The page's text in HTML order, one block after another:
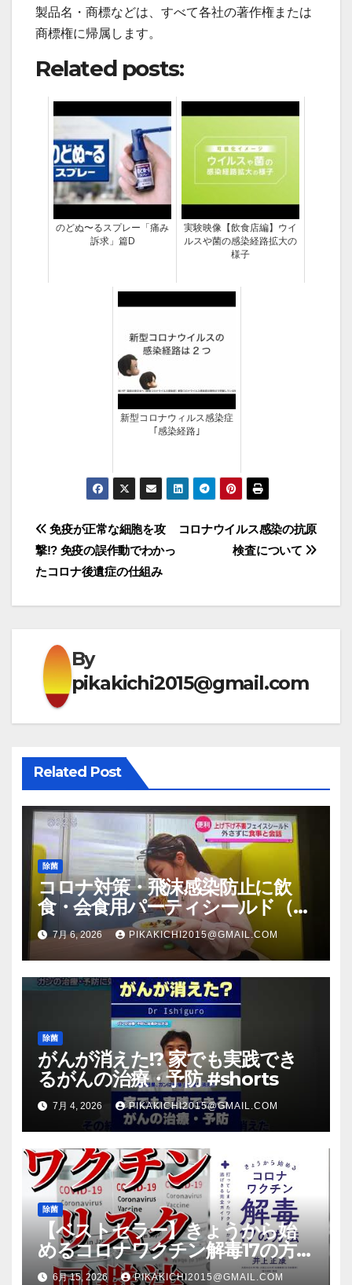
製品名・商標などは、すべて各社の著作権または
商標権に帰属します。
Related posts:
のどぬ〜るスプレー「痛み
訴求」篇D
実験映像【飲食店編】ウイ
ルスや菌の感染経路拡大の
様子
新型コロナウィルス感染症
｢感染経路｣
投
稿
ナ
ゲ
ー
シ
ョ
ン
コロナウイルス感染の抗原
検査について
免疫が正常な細胞を攻
撃!? 免疫の誤作動でわかっ
たコロナ後遺症の仕組み
By
pikakichi2015@gmail.com
Related Post
除菌
コロナ対策・飛沫感染防止に飲
食・会食用パーティシールド（マ
スク会食代替品）ＦＢＣ福井放送
のＴＶ番組での紹介映像
7月 6, 2026 PIKAKICHI2015@GMAIL.COM
除菌
がんが消えた!? 家でも実践でき
るがんの治療・予防 #shorts
7月 4, 2026 PIKAKICHI2015@GMAIL.COM
除菌
【ベストセラー】きょうから始
めるコロナワクチン解毒17の方法
【本要約】
6月 15, 2026 PIKAKICHI2015@GMAIL.COM